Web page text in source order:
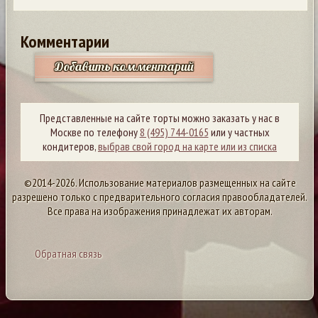
Комментарии
Добавить комментарий
Представленные на сайте торты можно заказать у нас в
Москве по телефону8 (495) 744-0165 или у частных
кондитеров,выбрав свой город на карте или из списка
©2014-2026. Использование материалов размещенных на сайте
разрешено только с предварительного согласия правообладателей.
Все права на изображения принадлежат их авторам.
Обратная связь